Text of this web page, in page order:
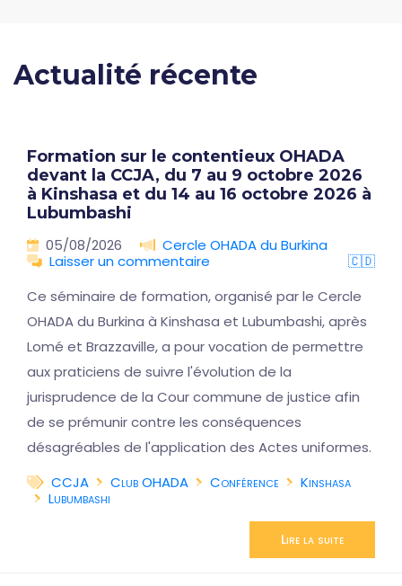
Actualité récente
Formation sur le contentieux OHADA
devant la CCJA, du 7 au 9 octobre 2026
à Kinshasa et du 14 au 16 octobre 2026 à
Lubumbashi
05/08/2026
Cercle OHADA du Burkina
Laisser un commentaire
🇨🇩
Ce séminaire de formation, organisé par le Cercle
OHADA du Burkina à Kinshasa et Lubumbashi, après
Lomé et Brazzaville, a pour vocation de permettre
aux praticiens de suivre l'évolution de la
jurisprudence de la Cour commune de justice afin
de se prémunir contre les conséquences
désagréables de l'application des Actes uniformes.
CCJA
Club OHADA Conférence
Kinshasa
Lubumbashi
Lire la suite